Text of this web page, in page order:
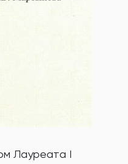
Лауреата I